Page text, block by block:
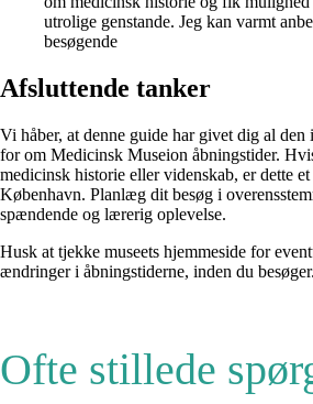
utrolige genstande. Jeg kan varmt
besøgende
Afsluttende tanker
Vi håber, at denne guide har givet dig al
for om Medicinsk Museion åbningstider.
medicinsk historie eller videnskab, er dette
København. Planlæg dit besøg i
spændende og lærerig oplevelse.
Husk at tjekke museets hjemmeside for
ændringer i åbningstiderne, inden du besøger.
Ofte stillede